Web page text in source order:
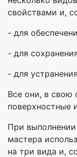
свойствами и,
- для
- для
- для
Все они, в свою
поверхностные
При
мастера
на три вида и,